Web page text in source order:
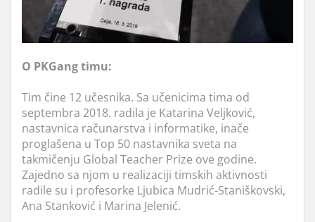
O PKGang timu:
Tim čine 12 učesnika. Sa učenicima tima od
septembra 2018. radila je Katarina Veljković,
nastavnica računarstva i informatike, inače
proglašena u Top 50 nastavnika sveta na
takmičenju Global Teacher Prize ove godine.
Zajedno sa njom u realizaciji timskih aktivnosti
radile su i profesorke Ljubica Mudrić-Staniškovski,
Ana Stanković i Marina Jelenić.